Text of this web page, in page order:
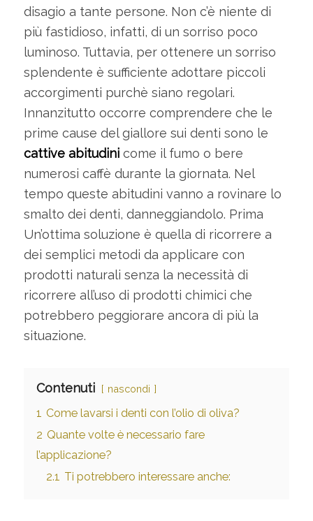
disagio a tante persone. Non c’è niente di
più fastidioso, infatti, di un sorriso poco
luminoso. Tuttavia, per ottenere un sorriso
splendente è sufficiente adottare piccoli
accorgimenti purchè siano regolari.
Innanzitutto occorre comprendere che le
prime cause del giallore sui denti sono le
cattive abitudinicome il fumo o bere
numerosi caffè durante la giornata. Nel
tempo queste abitudini vanno a rovinare lo
smalto dei denti, danneggiandolo. Prima
Un’ottima soluzione è quella di ricorrere a
dei semplici metodi da applicare con
prodotti naturali senza la necessità di
ricorrere all’uso di prodotti chimici che
potrebbero peggiorare ancora di più la
situazione.
Contenuti nascondi
1 Come lavarsi i denti con l’olio di oliva?
2 Quante volte è necessario fare
l’applicazione?
2.1 Ti potrebbero interessare anche: